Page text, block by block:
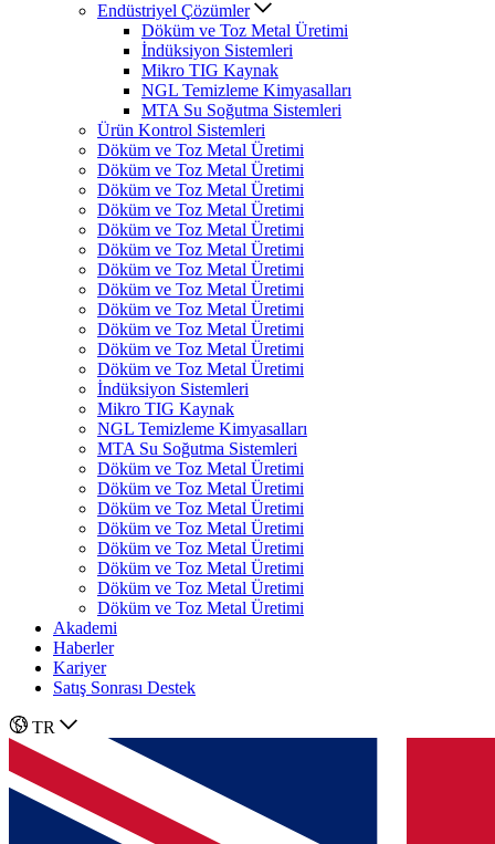
Endüstriyel Çözümler
Döküm ve Toz Metal Üretimi
İndüksiyon Sistemleri
Mikro TIG Kaynak
NGL Temizleme Kimyasalları
MTA Su Soğutma Sistemleri
Ürün Kontrol Sistemleri
Döküm ve Toz Metal Üretimi
Döküm ve Toz Metal Üretimi
Döküm ve Toz Metal Üretimi
Döküm ve Toz Metal Üretimi
Döküm ve Toz Metal Üretimi
Döküm ve Toz Metal Üretimi
Döküm ve Toz Metal Üretimi
Döküm ve Toz Metal Üretimi
Döküm ve Toz Metal Üretimi
Döküm ve Toz Metal Üretimi
Döküm ve Toz Metal Üretimi
Döküm ve Toz Metal Üretimi
İndüksiyon Sistemleri
Mikro TIG Kaynak
NGL Temizleme Kimyasalları
MTA Su Soğutma Sistemleri
Döküm ve Toz Metal Üretimi
Döküm ve Toz Metal Üretimi
Döküm ve Toz Metal Üretimi
Döküm ve Toz Metal Üretimi
Döküm ve Toz Metal Üretimi
Döküm ve Toz Metal Üretimi
Döküm ve Toz Metal Üretimi
Döküm ve Toz Metal Üretimi
Akademi
Haberler
Kariyer
Satış Sonrası Destek
TR